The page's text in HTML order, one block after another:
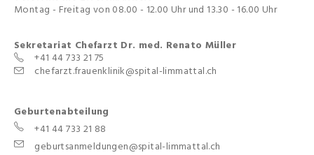
Montag - Freitag von 08.00 - 12.00 Uhr und 13.30 - 16.00 Uhr
Sekretariat Chefarzt Dr. med. Renato Müller
+41 44 733 21 75
chefarzt.frauenklinik@spital-limmattal.ch
Geburtenabteilung
+41 44 733 21 88
geburtsanmeldungen@spital-limmattal.ch